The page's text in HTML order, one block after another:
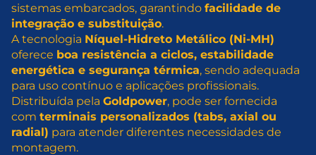
sistemas embarcados, garantindo facilidade de
integração e substituição.
A tecnologia Níquel-Hidreto Metálico (Ni-MH)
oferece boa resistência a ciclos, estabilidade
energética e segurança térmica, sendo adequada
para uso contínuo e aplicações profissionais.
Distribuída pela Goldpower, pode ser fornecida
com terminais personalizados (tabs, axial ou
radial) para atender diferentes necessidades de
montagem.